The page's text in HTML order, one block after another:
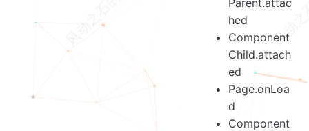
hed
Component
Child.attach
ed
Page.onLoa
d
Component